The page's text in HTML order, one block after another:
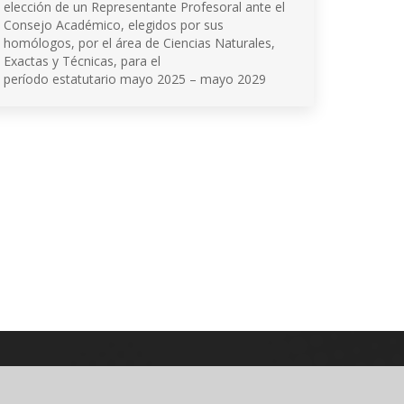
elección de un Representante Profesoral ante el
Consejo Académico, elegidos por sus
homólogos, por el área de Ciencias Naturales,
Exactas y Técnicas, para el
período estatutario mayo 2025 – mayo 2029